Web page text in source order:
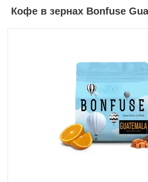
Кофе в зернах Bonfuse